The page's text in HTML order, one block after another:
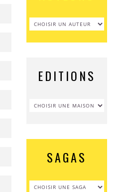
EDITIONS
SAGAS